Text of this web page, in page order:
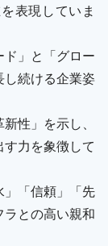
表現していま
」と「グロー
続ける企業姿
性」を示し、
力を象徴して
「信頼」「先
との高い親和